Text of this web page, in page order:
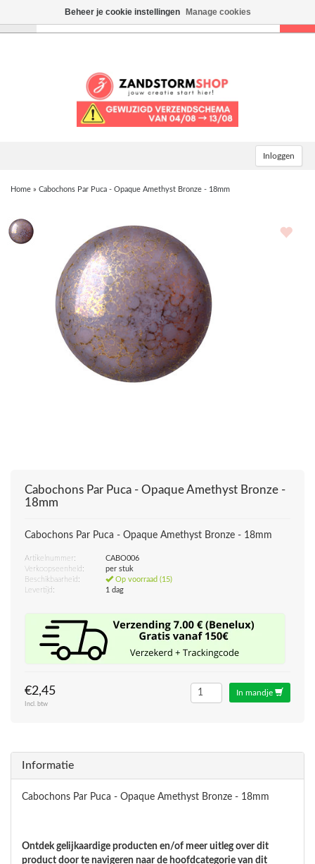
Inloggen
Home » Cabochons Par Puca - Opaque Amethyst Bronze - 18mm
Cabochons Par Puca - Opaque Amethyst Bronze -
18mm
Cabochons Par Puca - Opaque Amethyst Bronze - 18mm
Artikelnummer:
CABO006
Verkoopseenheid:
per stuk
Beschikbaarheid:
Op voorraad (15)
Levertijd:
1 dag
€2,45
Incl. btw
In mandje
Informatie
Cabochons Par Puca - Opaque Amethyst Bronze - 18mm
Ontdek gelijkaardige producten en/of meer uitleg over dit
product door te navigeren naar de hoofdcategorie van dit
Beheer je cookie instellingen Manage cookies